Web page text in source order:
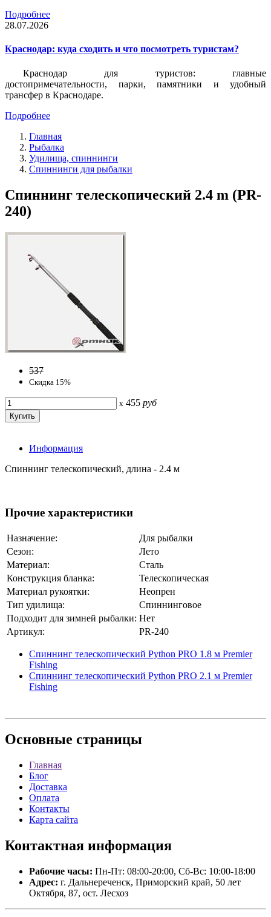
Подробнее
28.07.2026
Краснодар: куда сходить и что посмотреть туристам?
Краснодар для туристов: главные
достопримечательности, парки, памятники и удобный
трансфер в Краснодаре.
Подробнее
Главная
Рыбалка
Удилища, спиннинги
Спиннинги для рыбалки
Спиннинг телескопический 2.4 m (РR-
240)
537
Скидка 15%
x 455 руб
Информация
Спиннинг телескопический, длина - 2.4 м
Прочие характеристики
Назначение:
Для рыбалки
Сезон:
Лето
Материал:
Сталь
Конструкция бланка:
Телескопическая
Материал рукоятки:
Неопрен
Тип удилища:
Спиннинговое
Подходит для зимней рыбалки: Нет
Артикул:
РR-240
Спиннинг телескопический Python PRO 1.8 м Premier
Fishing
Спиннинг телескопический Python PRO 2.1 м Premier
Fishing
Основные страницы
Главная
Блог
Доставка
Оплата
Контакты
Карта сайта
Контактная информация
Рабочие часы: Пн-Пт: 08:00-20:00, Сб-Вс: 10:00-18:00
Адрес: г. Дальнереченск, Приморский край, 50 лет
Октября, 87, ост. Лесхоз